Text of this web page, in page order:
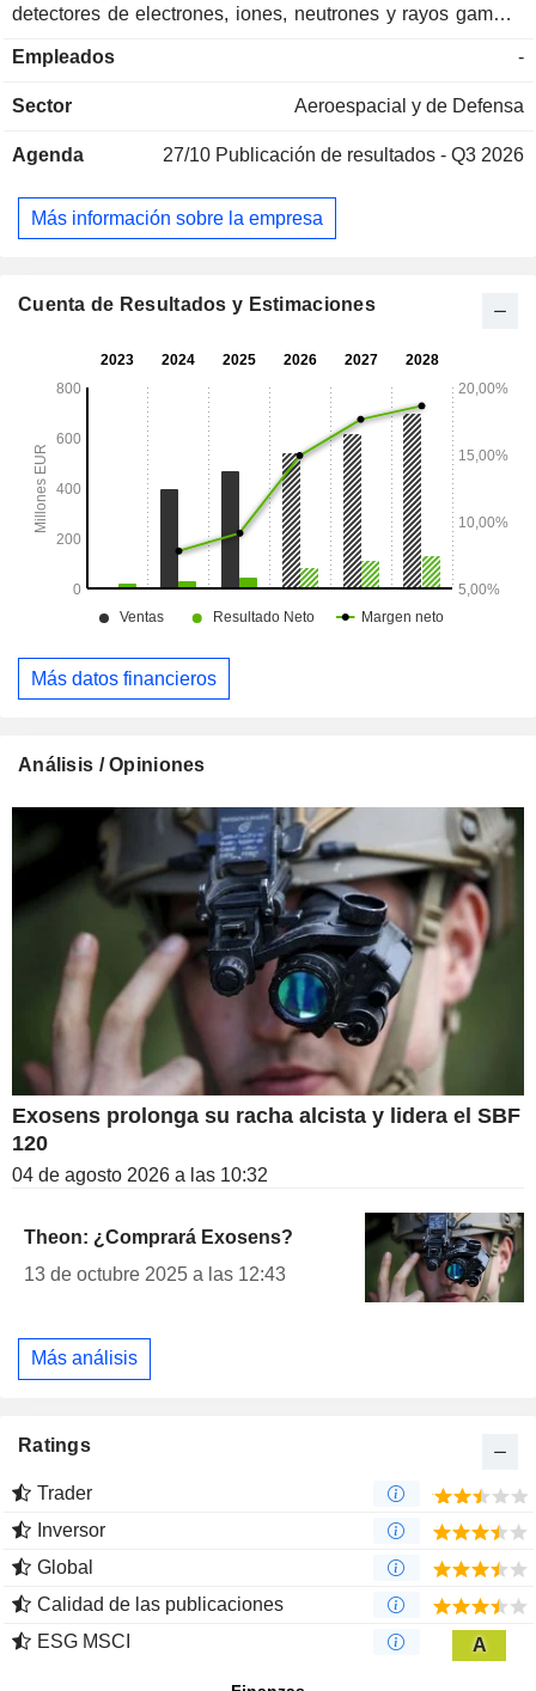
detectores de electrones, iones, neutrones y rayos gamma,
proporcionando soluciones a medida para entornos muy
de producción en todo el mundo. Las ventas netas se
Francia (6,7 %), Grecia (38,1 %), Europa (33,7 %), Asia
Oceanía (0,4 %), África (0,1 %) y otros (0,1 %).
Empleados -
Sector Aeroespacial y de Defensa
Agenda 27/10 Publicación de resultados - Q3 2026
Más información sobre la empresa
Cuenta de Resultados y Estimaciones
Más datos financieros
Análisis / Opiniones
Exosens prolonga su racha alcista y lidera el SBF
120
04 de agosto 2026 a las 10:32
Theon: ¿Comprará Exosens?
13 de octubre 2025 a las 12:43
Más análisis
Ratings
Trader
Inversor
Global
Calidad de las publicaciones
ESG MSCI
A